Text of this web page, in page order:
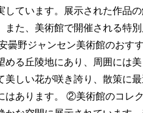
しています。展示された作品
また、美術館で開催される特
曇野ジャンセン美術館のお
める丘陵地にあり、周囲には
美しい花が咲き誇り、散策に
はあります。 ②美術館のコレ